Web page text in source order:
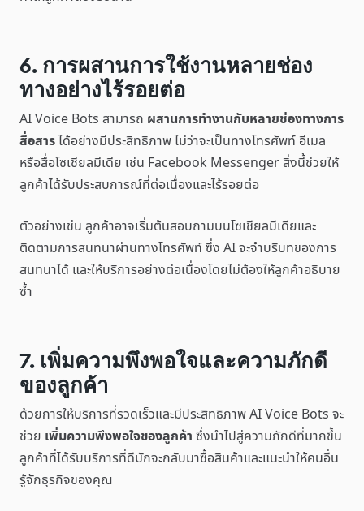
6. การผสานการใช้งานหลายช่อง
ทางอย่างไร้รอยต่อ
AI Voice Bots สามารถ ผสานการทำงานกับหลายช่องทางการ
สื่อสารได้อย่างมีประสิทธิภาพ ไม่ว่าจะเป็นทางโทรศัพท์ อีเมล
หรือสื่อโซเชียลมีเดีย เช่น Facebook Messenger สิ่งนี้ช่วยให้
ลูกค้าได้รับประสบการณ์ที่ต่อเนื่องและไร้รอยต่อ
ตัวอย่างเช่น ลูกค้าอาจเริ่มต้นสอบถามบนโซเชียลมีเดียและ
ติดตามการสนทนาผ่านทางโทรศัพท์ ซึ่ง AI จะจำบริบทของการ
สนทนาได้ และให้บริการอย่างต่อเนื่องโดยไม่ต้องให้ลูกค้าอธิบาย
ซ้ำ
7. เพิ่มความพึงพอใจและความภักดี
ของลูกค้า
ด้วยการให้บริการที่รวดเร็วและมีประสิทธิภาพ AI Voice Bots จะ
ช่วย เพิ่มความพึงพอใจของลูกค้า ซึ่งนำไปสู่ความภักดีที่มากขึ้น
ลูกค้าที่ได้รับบริการที่ดีมักจะกลับมาซื้อสินค้าและแนะนำให้คนอื่น
รู้จักธุรกิจของคุณ